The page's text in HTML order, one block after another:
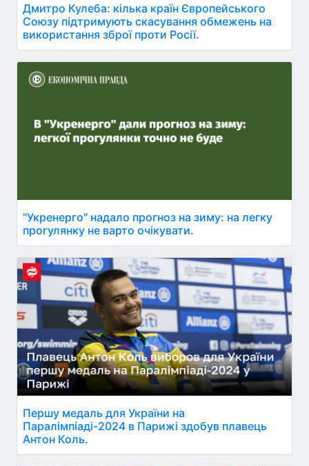
Дмитро Кулеба: кілька країн Європейського
Союзу підтримують скасування обмежень на
використання зброї проти Росії.
"Укренерго" надало прогноз на зиму: на легку
прогулянку не варто очікувати.
Першу медаль для України на
Паралімпіаді-2024 в Парижі здобув плавець
Антон Коль.